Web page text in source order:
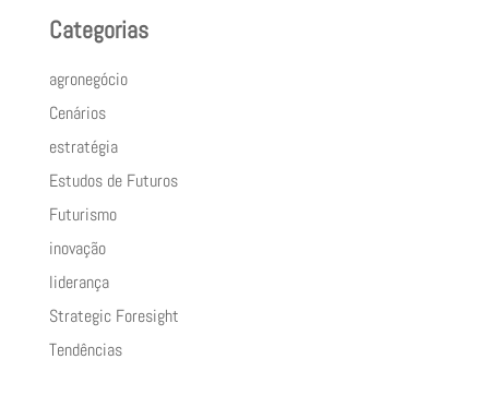
Categorias
agronegócio
Cenários
estratégia
Estudos de Futuros
Futurismo
inovação
liderança
Strategic Foresight
Tendências